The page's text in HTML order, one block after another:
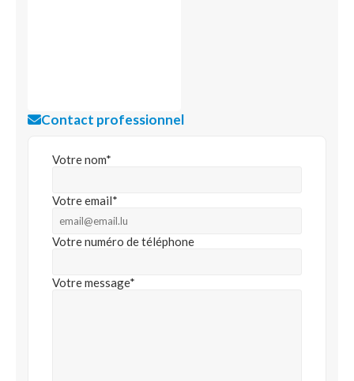
Contact professionnel
Votre nom*
Votre email*
Votre numéro de téléphone
Votre message*